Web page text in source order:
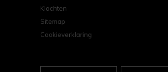
Klachten
Sitemap
Cookieverklaring